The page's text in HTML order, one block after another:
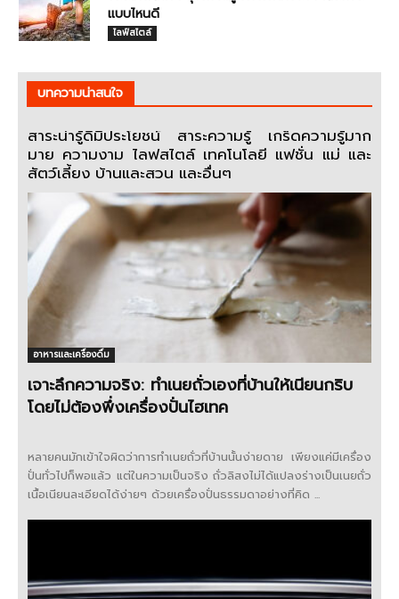
แบบไหนดี
ไลฟ์สไตล์
บทความน่าสนใจ
สาระน่ารู้ดีมีประโยชน์ สาระความรู้ เกร็ดความรู้มาก
มาย ความงาม ไลฟสไตล์ เทคโนโลยี แฟชั่น แม่ และ
สัตว์เลี้ยง บ้านและสวน และอื่นๆ
อาหารและเครื่องดื่ม
เจาะลึกความจริง: ทำเนยถั่วเองที่บ้านให้เนียนกริบ
โดยไม่ต้องพึ่งเครื่องปั่นไฮเทค
หลายคนมักเข้าใจผิดว่าการทำเนยถั่วที่บ้านนั้นง่ายดาย เพียงแค่มีเครื่อง
ปั่นทั่วไปก็พอแล้ว แต่ในความเป็นจริง ถั่วลิสงไม่ได้แปลงร่างเป็นเนยถั่ว
เนื้อเนียนละเอียดได้ง่ายๆ ด้วยเครื่องปั่นธรรมดาอย่างที่คิด ...